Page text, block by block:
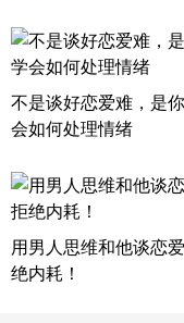
微
方案
湖
微
微
情感
浙
微
不是谈好恋爱难，是
会如何处理情绪
用男人思维和他谈恋
绝内耗！